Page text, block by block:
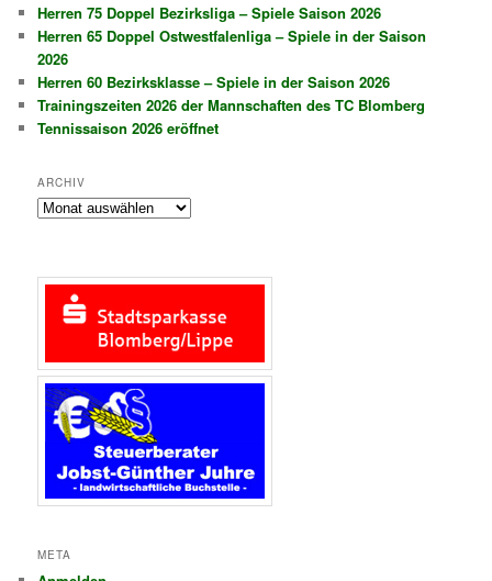
Herren 75 Doppel Bezirksliga – Spiele Saison 2026
Herren 65 Doppel Ostwestfalenliga – Spiele in der Saison
2026
Herren 60 Bezirksklasse – Spiele in der Saison 2026
Trainingszeiten 2026 der Mannschaften des TC Blomberg
Tennissaison 2026 eröffnet
ARCHIV
A
META